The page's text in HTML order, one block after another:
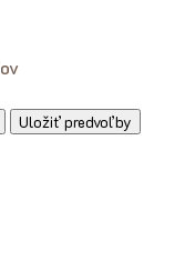
Uložiť predvoľby